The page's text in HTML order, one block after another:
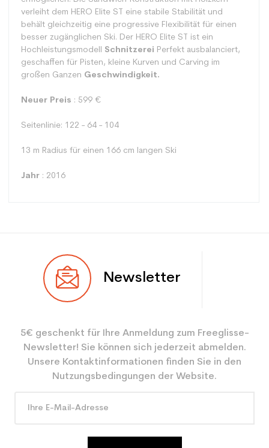
verleiht dem HERO Elite ST eine stabile Stabilität und
behält gleichzeitig eine progressive Flexibilität für einen
besser zugänglichen Ski. Der HERO Elite ST ist ein
Hochleistungsmodell Schnitzerei Perfekt ausbalanciert,
geschaffen für Pisten, kleine Kurven und Carving im
großen Ganzen Geschwindigkeit.
Neuer Preis : 599 €
Seitenlinie: 122 - 64 - 104
13 m Radius für einen 166 cm langen Ski
Jahr : 2016
Benutzer Gemischt
Farbe Rot
CO2-Einsparungen für
den Planeten (in kg)
3.9
Newsletter
5€ geschenkt für Ihre Anmeldung zum Freeglisse-
Newsletter! Sie können sich jederzeit abmelden.
Unsere Kontaktinformationen finden Sie in den
Nutzungsbedingungen der Website.